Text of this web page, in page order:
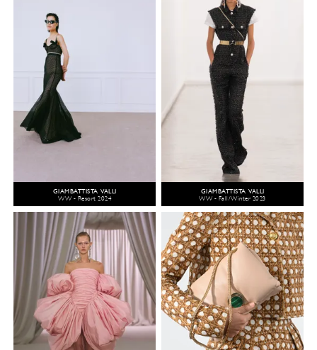
GIAMBATTISTA VALLI
WW - Resort 2024
GIAMBATTISTA VALLI
WW - Fall/Winter 2023